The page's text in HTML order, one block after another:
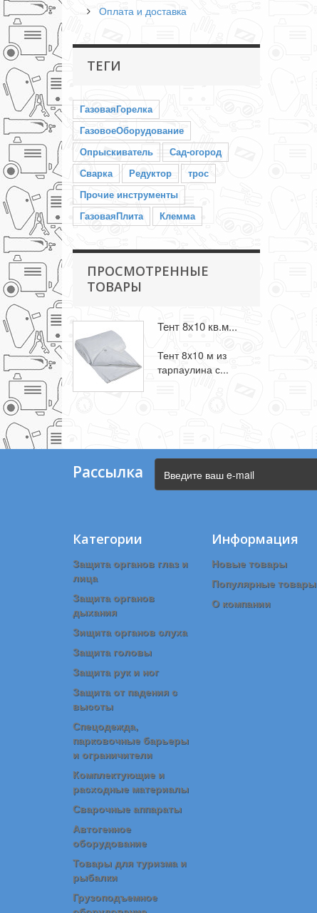
Оплата и доставка
ТЕГИ
ГазоваяГорелка
ГазовоеОборудование
Опрыскиватель
Сад-огород
Сварка
Редуктор
трос
Прочие инструменты
ГазоваяПлита
Клемма
ПРОСМОТРЕННЫЕ
ТОВАРЫ
Тент 8х10 кв.м...
Тент 8x10 м из
тарпаулина с...
Рассылка
Категории
Защита органов глаз и
лица
Защита органов
дыхания
Зищита органов слуха
Защита головы
Защита рук и ног
Защита от падения с
высоты
Спецодежда,
парковочные барьеры
и ограничители
Комплектующие и
расходные материалы
Сварочные аппараты
Автогенное
оборудование
Товары для туризма и
рыбалки
Грузоподъемное
Информация
Новые товары
Популярные товары
О компании